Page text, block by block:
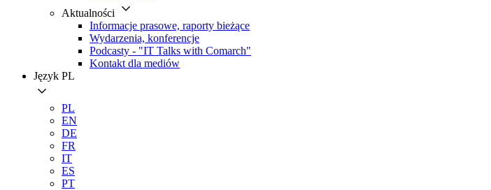
Aktualności
Informacje prasowe, raporty bieżące
Wydarzenia, konferencje
Podcasty - "IT Talks with Comarch"
Kontakt dla mediów
Język PL
PL
EN
DE
FR
IT
ES
PT